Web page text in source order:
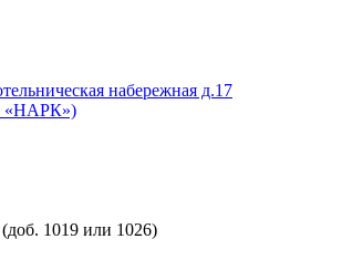
набережная д.17
(доб. 1019 или 1026)